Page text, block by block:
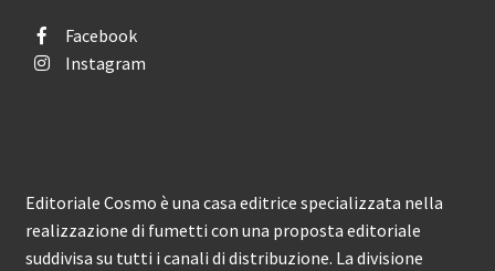
Facebook
Instagram
Editoriale Cosmo è una casa editrice specializzata nella
realizzazione di fumetti con una proposta editoriale
suddivisa su tutti i canali di distribuzione. La divisione